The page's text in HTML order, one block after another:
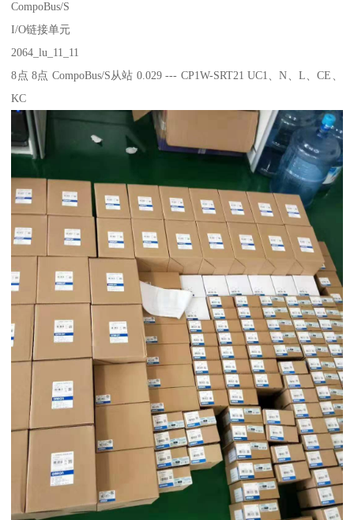
CompoBus/S
I/O链接单元
2064_lu_11_11
8点 8点 CompoBus/S从站 0.029 --- CP1W-SRT21 UC1、N、L、CE、
KC